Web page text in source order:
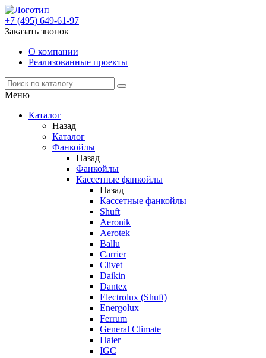
+7 (495) 649-61-97
Заказать звонок
О компании
Реализованные проекты
Меню
Каталог
Назад
Каталог
Фанкойлы
Назад
Фанкойлы
Кассетные фанкойлы
Назад
Кассетные фанкойлы
Shuft
Aeronik
Aerotek
Ballu
Carrier
Clivet
Daikin
Dantex
Electrolux (Shuft)
Energolux
Ferrum
General Climate
Haier
IGC